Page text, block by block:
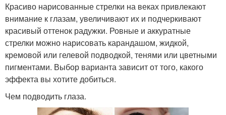
Красиво нарисованные стрелки на веках привлекают
внимание к глазам, увеличивают их и подчеркивают
красивый оттенок радужки. Ровные и аккуратные
стрелки можно нарисовать карандашом, жидкой,
кремовой или гелевой подводкой, тенями или цветными
пигментами. Выбор варианта зависит от того, какого
эффекта вы хотите добиться.
Чем подводить глаза.